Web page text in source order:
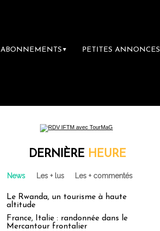
ABONNEMENTS ▼ PETITES ANNONCES
DERNIÈRE HEURE
News Les + lus Les + commentés
Le Rwanda, un tourisme à haute
altitude
France, Italie : randonnée dans le
Mercantour frontalier